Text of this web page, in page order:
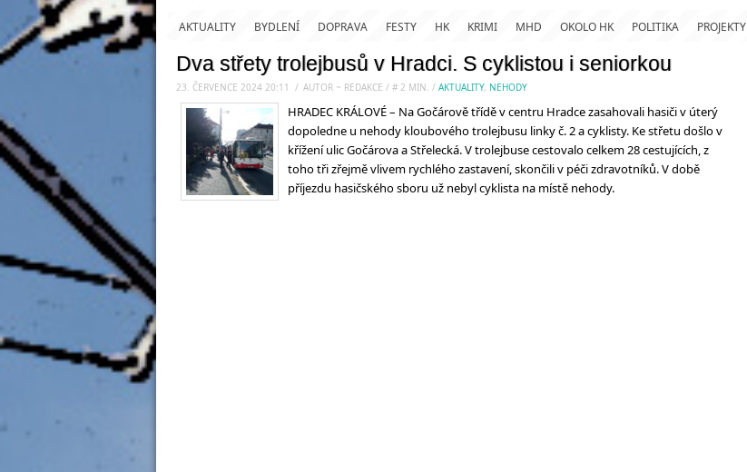
AKTUALITY BYDLENÍ DOPRAVA FESTY HK KRIMI MHD OKOLO HK POLITIKA PROJEKTY
Dva střety trolejbusů v Hradci. S cyklistou i seniorkou
23. ČERVENCE 2024 20:11 / AUTOR ~ REDAKCE / # 2 MIN. / AKTUALITY, NEHODY
HRADEC KRÁLOVÉ – Na Gočárově třídě v centru Hradce zasahovali hasiči v úterý
dopoledne u nehody kloubového trolejbusu linky č. 2 a cyklisty. Ke střetu došlo v
křížení ulic Gočárova a Střelecká. V trolejbuse cestovalo celkem 28 cestujících, z
toho tři zřejmě vlivem rychlého zastavení, skončili v péči zdravotníků. V době
příjezdu hasičského sboru už nebyl cyklista na místě nehody.